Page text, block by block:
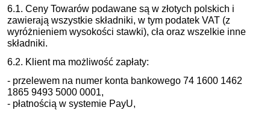
6.1. Ceny Towarów podawane są w złotych polskich i
zawierają wszystkie składniki, w tym podatek VAT (z
wyróżnieniem wysokości stawki), cła oraz wszelkie inne
składniki.
6.2. Klient ma możliwość zapłaty:
- przelewem na numer konta bankowego 74 1600 1462
1865 9493 5000 0001,
- płatnością w systemie PayU,